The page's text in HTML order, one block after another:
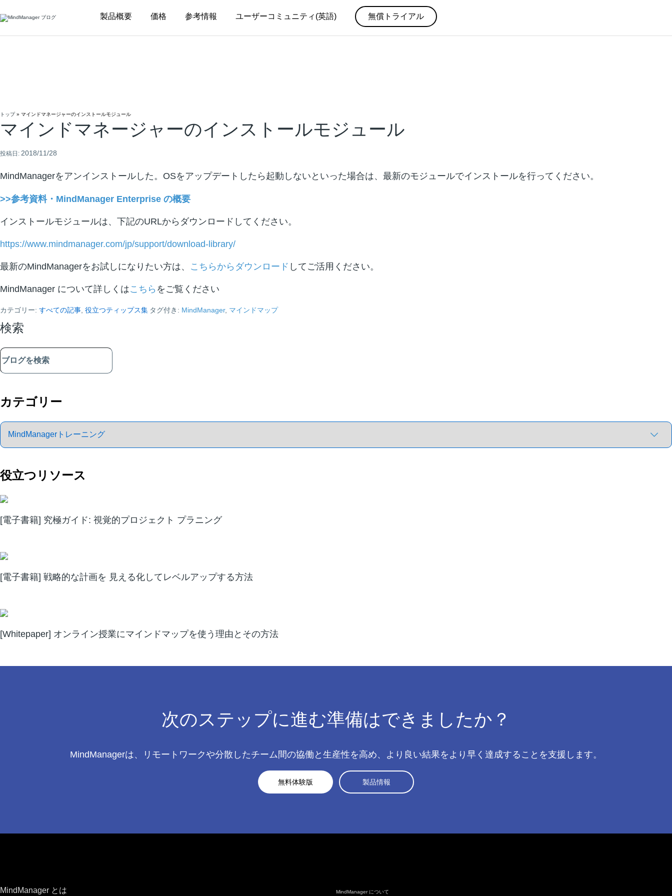
Additional
menu
製品概要 価格 参考情報 ユーザーコミュニティ(英語) 無償トライアル
トップ» マインドマネージャーのインストールモジュール
マインドマネージャーのインストールモジュール
投稿日: 2018/11/28
MindManagerをアンインストールした。OSをアップデートしたら起動しないといった場合は、最新のモジュールでインストールを行ってください。
>>参考資料・MindManager Enterprise の概要
インストールモジュールは、下記のURLからダウンロードしてください。
https://www.mindmanager.com/jp/support/download-library/
最新のMindManagerをお試しになりたい方は、 こちらからダウンロード してご活用ください。
MindManager について詳しくはこちら をご覧ください
カテゴリー: すべての記事 役立つティップス集 タグ付き: MindManager, マインドマップ
Primary
Sidebar
検索
カテゴリー
役立つリソース
[電子書籍] 究極ガイド: 視覚的プロジェクト プラニング
[電子書籍] 戦略的な計画を 見える化してレベルアップする方法
[Whitepaper] オンライン授業にマインドマップを使う理由とその方法
次のステップに進む準備はできましたか？
MindManagerは、リモートワークや分散したチーム間の協働と生産性を高め、より良い結果をより早く達成することを支援します。
無料体験版 製品情報
MindManager とは MindManager について